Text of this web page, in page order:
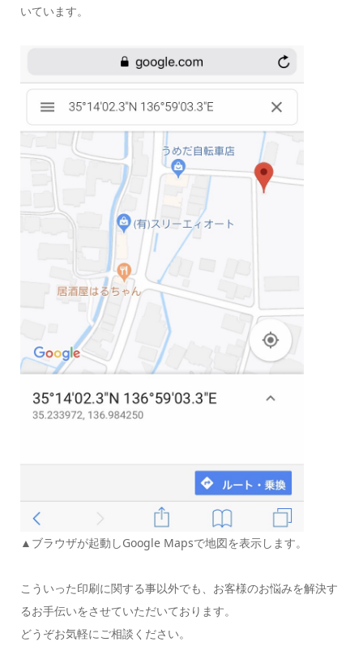
いています。
▲ブラウザが起動しGoogle Mapsで地図を表示します。
こういった印刷に関する事以外でも、お客様のお悩みを解決す
るお手伝いをさせていただいております。
どうぞお気軽にご相談ください。